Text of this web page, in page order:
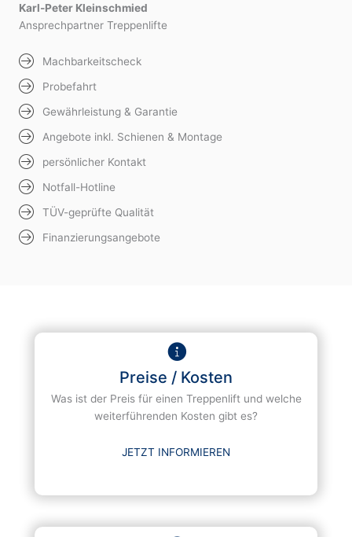
Karl-Peter Kleinschmied
Ansprechpartner Treppenlifte
Machbarkeitscheck
Probefahrt
Gewährleistung & Garantie
Angebote inkl. Schienen & Montage
persönlicher Kontakt
Notfall-Hotline
TÜV-geprüfte Qualität
Finanzierungsangebote
Preise / Kosten
Was ist der Preis für einen Treppenlift und welche
weiterführenden Kosten gibt es?
JETZT INFORMIEREN